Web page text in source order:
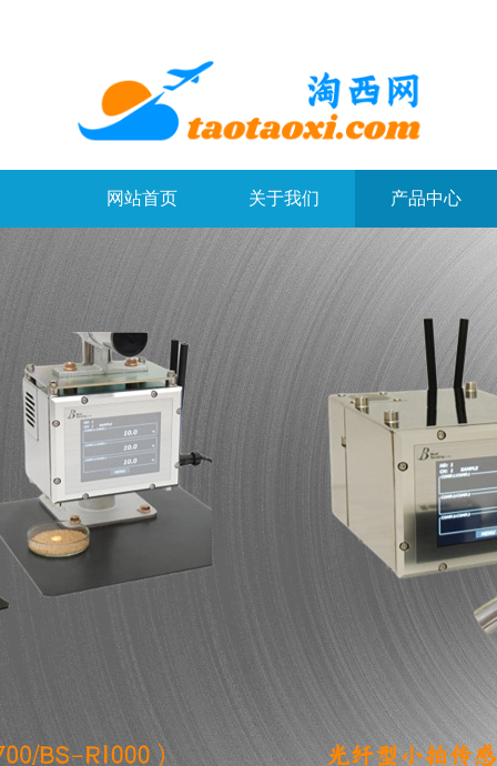
网站首页 关于我们 产品中心